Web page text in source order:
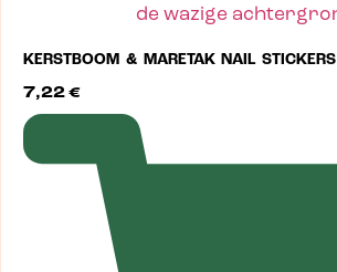
KERSTBOOM & MARETAK NAIL STICKERS
7,22 €